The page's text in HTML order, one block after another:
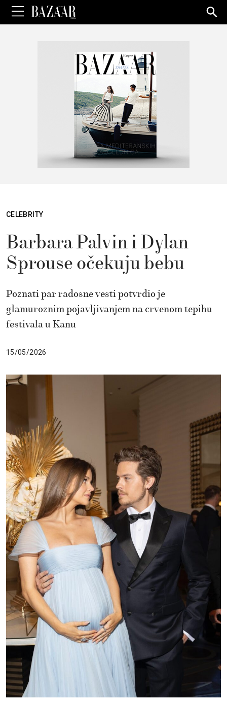
for:
CELEBRITY
Barbara Palvin i Dylan
Sprouse očekuju bebu
Poznati par radosne vesti potvrdio je
glamuroznim pojavljivanjem na crvenom tepihu
festivala u Kanu
15/05/2026